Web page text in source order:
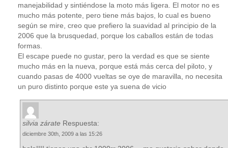
manejabilidad y sintiéndose la moto más ligera. El motor no es
mucho más potente, pero tiene más bajos, lo cual es bueno
según se mire, creo que prefiero la suavidad al principio de la
2006 que la brusquedad, porque los caballos están de todas
formas.
El escape puede no gustar, pero la verdad es que se siente
mucho más en la nueva, porque está más cerca del piloto, y
cuando pasas de 4000 vueltas se oye de maravilla, no necesita
un puro distinto porque este ya suena de vicio
silvia zárate Respuesta:
diciembre 30th, 2009 a las 15:26